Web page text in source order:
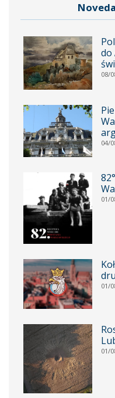
do
08/
04/
01/
01/
01/